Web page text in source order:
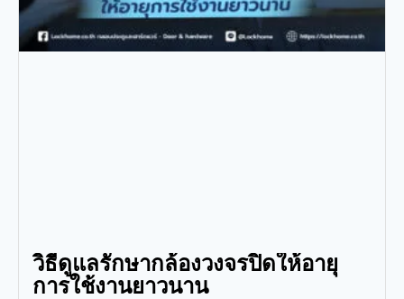
วิธีดูแลรักษากล้องวงจรปิดให้อายุ
การใช้งานยาวนาน